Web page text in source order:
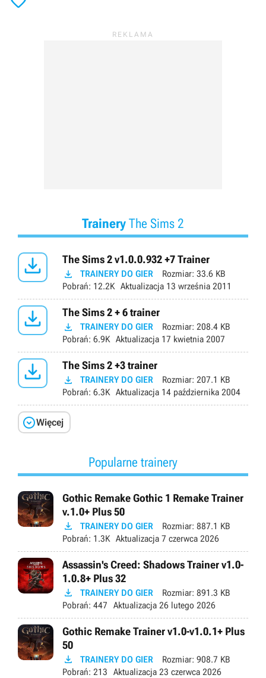
Trainery The Sims 2
 The Sims 2 v1.0.0.932 +7 Trainer
 TRAINERY DO GIER Rozmiar: 33.6 KB
Pobrań: 12.2K Aktualizacja 13 września 2011
 The Sims 2 + 6 trainer
 TRAINERY DO GIER Rozmiar: 208.4 KB
Pobrań: 6.9K Aktualizacja 17 kwietnia 2007
 The Sims 2 +3 trainer
 TRAINERY DO GIER Rozmiar: 207.1 KB
Pobrań: 6.3K Aktualizacja 14 października 2004
Więcej
Popularne trainery
Gothic Remake Gothic 1 Remake Trainer
v.1.0+ Plus 50
 TRAINERY DO GIER Rozmiar: 887.1 KB
Pobrań: 1.3K Aktualizacja 7 czerwca 2026
Assassin's Creed: Shadows Trainer v1.0-
1.0.8+ Plus 32
 TRAINERY DO GIER Rozmiar: 891.3 KB
Pobrań: 447 Aktualizacja 26 lutego 2026
Gothic Remake Trainer v1.0-v1.0.1+ Plus
50
 TRAINERY DO GIER Rozmiar: 908.7 KB
Pobrań: 213 Aktualizacja 23 czerwca 2026